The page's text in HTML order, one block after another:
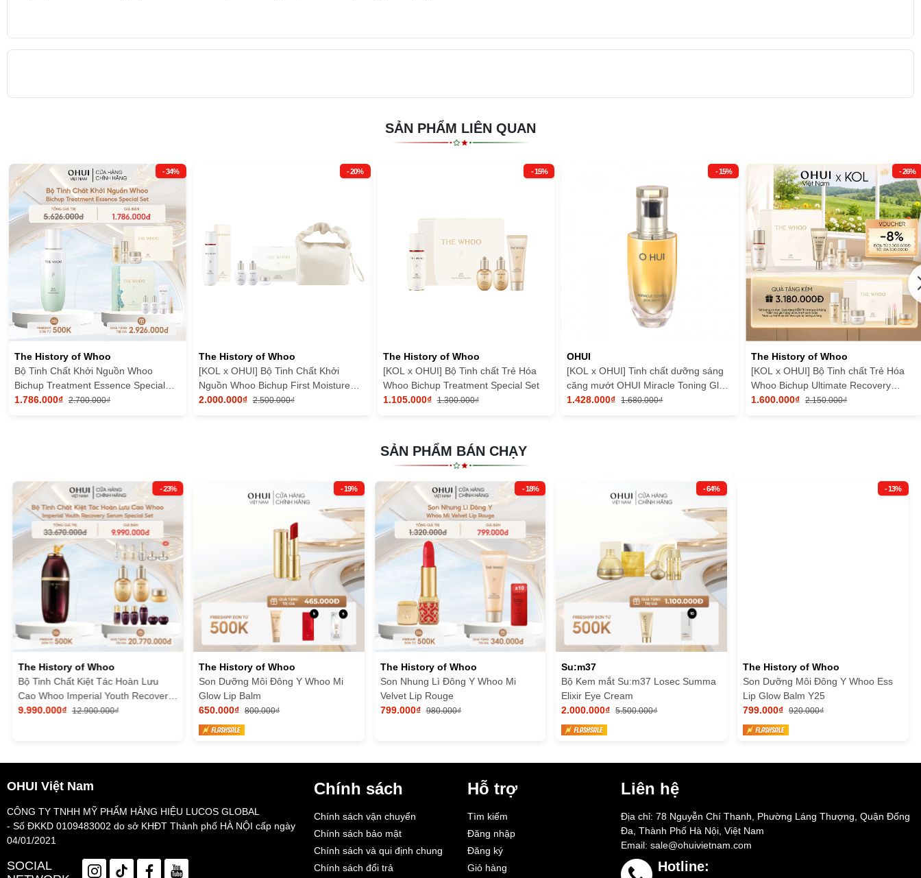
SẢN PHẨM LIÊN QUAN
- 34%
The History of Whoo
Bộ Tinh Chất Khởi Nguồn Whoo
Bichup Treatment Essence Special
Set
1.786.000₫ 2.700.000₫
- 20%
The History of Whoo
[KOL x OHUI] Bộ Tinh Chất Khởi
Nguồn Whoo Bichup First Moisture
Special Set
2.000.000₫ 2.500.000₫
- 15%
The History of Whoo
[KOL x OHUI] Bộ Tinh chất Trẻ Hóa
Whoo Bichup Treatment Special Set
1.105.000₫ 1.300.000₫
- 15%
OHUI
[KOL x OHUI] Tinh chất dưỡng sáng
căng mướt OHUI Miracle Toning Glow
Serum
1.428.000₫ 1.680.000₫
- 26%
The History of Whoo
[KOL x OHUI] Bộ Tinh chất Trẻ Hóa
Whoo Bichup Ultimate Recovery
Discovery Set
1.600.000₫ 2.150.000₫
SẢN PHẨM BÁN CHẠY
- 23%
The History of Whoo
Bộ Tinh Chất Kiệt Tác Hoàn Lưu
Cao Whoo Imperial Youth Recovery
Serum Special Set
9.990.000₫ 12.900.000₫
- 19%
The History of Whoo
Son Dưỡng Môi Đông Y Whoo Mi
Glow Lip Balm
650.000₫
800.000₫
- 18%
The History of Whoo
Son Nhung Lì Đông Y Whoo Mi
Velvet Lip Rouge
799.000₫ 980.000₫
- 64%
Su:m37
Bộ Kem mắt Su:m37 Losec Summa
Elixir Eye Cream
2.000.000₫
5.500.000₫
- 13%
The History of Whoo
Son Dưỡng Môi Đông Y Whoo Ess
Lip Glow Balm Y25
799.000₫ 920.000₫
OHUI Việt Nam
CÔNG TY TNHH MỸ PHẨM HÀNG HIỆU LUCOS GLOBAL
- Số ĐKKD 0109483002 do sở KHĐT Thành phố HÀ NỘI cấp ngày
04/01/2021
SOCIAL
Chính sách
Chính sách vận chuyển
Chính sách bảo mật
Chính sách và qui định chung
Chính sách đổi trả
Hỗ trợ
Tìm kiếm
Đăng nhập
Đăng ký
Giỏ hàng
Liên hệ
Địa chỉ: 78 Nguyễn Chí Thanh, Phường Láng Thượng, Quận Đống
Đa, Thành Phố Hà Nội, Việt Nam
Email: sale@ohuivietnam.com
Hotline: